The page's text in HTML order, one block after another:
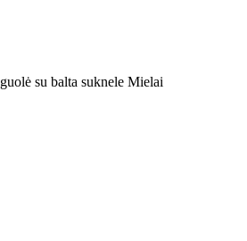
su balta suknele Mielai